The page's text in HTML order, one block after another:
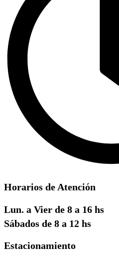
Horarios de Atención
Lun. a Vier de 8 a 16 hs
Sábados de 8 a 12 hs
Estacionamiento